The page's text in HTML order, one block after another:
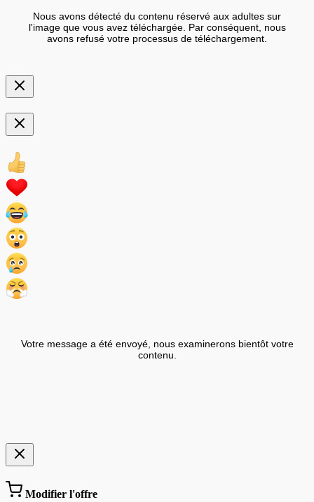
Nous avons détecté du contenu réservé aux adultes sur
l'image que vous avez téléchargée. Par conséquent, nous
avons refusé votre processus de téléchargement.
Votre message a été envoyé, nous examinerons bientôt votre
contenu.
Modifier l'offre